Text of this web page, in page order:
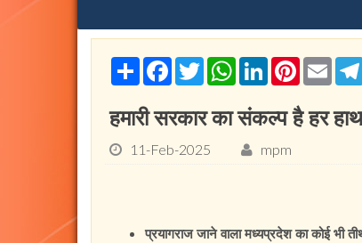
ShareFacebook
TwitterWhatsApp
LinkedInPinterest
हमारी सरकार का संकल्प है हर
11-Feb-2025 mpm
प्रयागराज जाने वाला मध्यप्रदेश का कोई भी